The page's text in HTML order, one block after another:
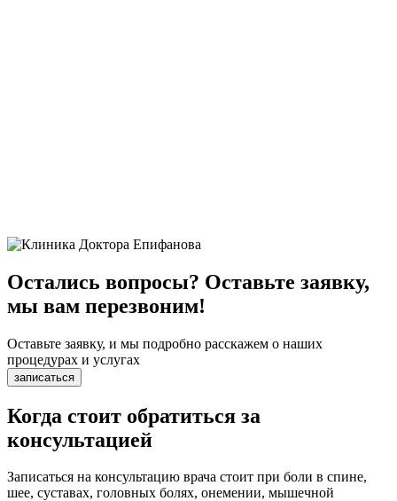
Остались вопросы? Оставьте заявку,
мы вам перезвоним!
Оставьте заявку, и мы подробно расскажем о наших
процедурах и услугах
записаться
Когда стоит обратиться за
консультацией
Записаться на консультацию врача стоит при боли в спине,
шее, суставах, головных болях, онемении, мышечной